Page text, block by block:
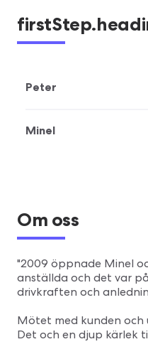
Peter
Minel
Om oss
"2009 öppnade Minel
anställda och det var
drivkraften och
Mötet med kunden och
Det och en djup kärlek